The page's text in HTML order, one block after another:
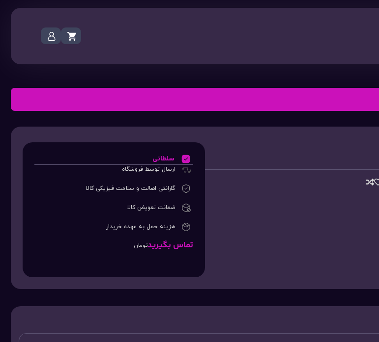
سلطانی
ارسال توسط فروشگاه
گارانتی اصالت و سلامت فیزیکی کالا
ضمانت تعویض کالا
هزینه حمل به عهده خریدار
تماس بگیریدتومان